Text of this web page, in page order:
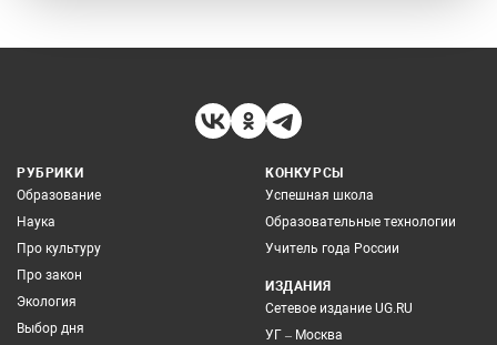
РУБРИКИ
Образование
Наука
Про культуру
Про закон
Экология
Выбор дня
КОНКУРСЫ
Успешная школа
Образовательные технологии
Учитель года России
ИЗДАНИЯ
Сетевое издание UG.RU
УГ – Москва